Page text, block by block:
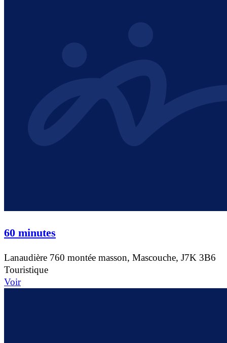
60 minutes
Lanaudière 760 montée masson, Mascouche, J7K 3B6
Touristique
Voir